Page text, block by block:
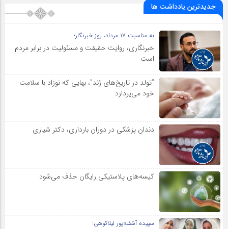
جدیدترین یادداشت ها
به مناسبت ۱۷ مرداد، روز خبرنگار؛
خبرنگاری، روایت حقیقت و مسئولیت‌ در برابر مردم
است
“تولد در تاریخ‌های رُند”، بهایی که نوزاد با سلامت
خود می‌پردازد
دندان پزشکی در دوران بارداری، دکتر شیاری
کیسه‌های پلاستیکی رایگان حذف می‌شود
سپیده آشفته‌پور لیلاکوهی: